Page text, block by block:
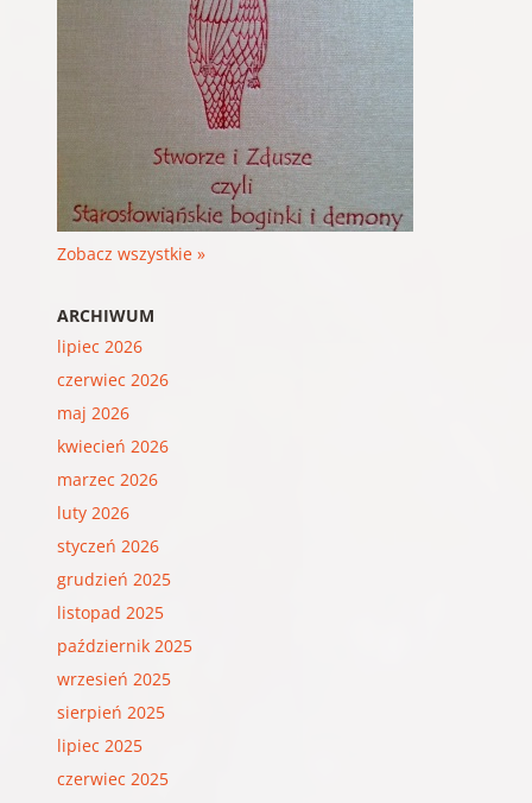
Zobacz wszystkie »
ARCHIWUM
lipiec 2026
czerwiec 2026
maj 2026
kwiecień 2026
marzec 2026
luty 2026
styczeń 2026
grudzień 2025
listopad 2025
październik 2025
wrzesień 2025
sierpień 2025
lipiec 2025
czerwiec 2025